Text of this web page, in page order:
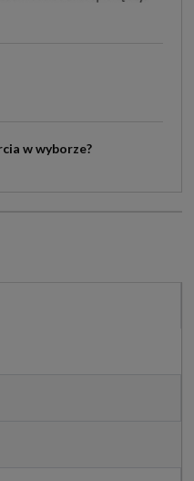
w wyborze?